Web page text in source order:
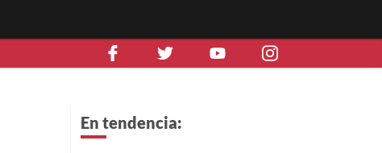
En tendencia: